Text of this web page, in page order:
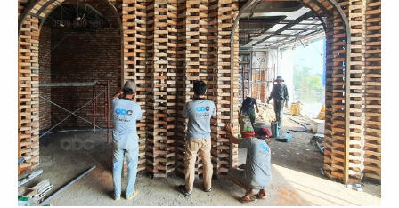
53
EL GAUCHO
CN Tây Hồ
54
EL GAUCHO
CN Thảo Điền